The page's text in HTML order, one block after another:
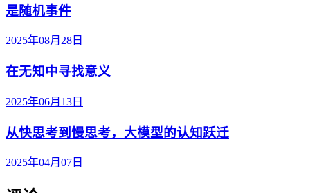
是随机事件
2025年08月28日
在无知中寻找意义
2025年06月13日
从快思考到慢思考，大模型的认知跃迁
2025年04月07日